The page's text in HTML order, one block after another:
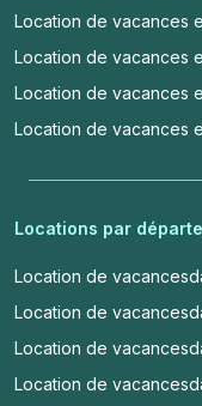
Location de vacances
Location de vacances
Location de vacances
Location de vacances
Locations par
Location de vacances
Location de vacances
Location de vacances
Location de vacances